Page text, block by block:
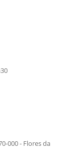
000 - Flores da